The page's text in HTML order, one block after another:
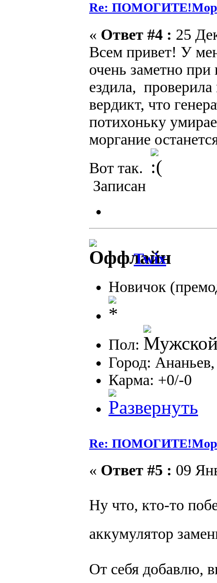
Re:
« Ответ #4 : 25
Всем привет! У
очень заметно
ездила,
вердикт, что
потихоньку
моргание
Вот так.
Записан
Twix
Новичок
Пол:
Город:
Карма: +0/-0
Re:
« Ответ #5 : 09
Ну что, кто-то
аккумулятор
От себя добавлю,